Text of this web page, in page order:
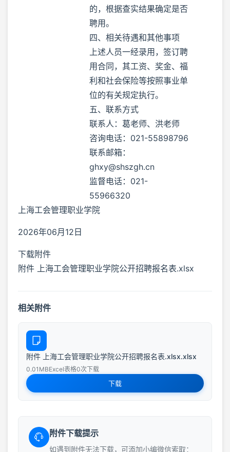
的，根据查实结果确定是否
聘用。
四、相关待遇和其他事项
上述人员一经录用，签订聘
用合同，其工资、奖金、福
利和社会保险等按照事业单
位的有关规定执行。
五、联系方式
联系人：葛老师、洪老师
咨询电话：021-55898796
联系邮箱：
ghxy@shszgh.cn
监督电话：021-
55966320
上海工会管理职业学院
2026年06月12日
下载附件
附件 上海工会管理职业学院公开招聘报名表.xlsx
相关附件
附件 上海工会管理职业学院公开招聘报名表.xlsx.xlsx
0.01MBExcel表格0次下载
下载
附件下载提示
如遇到附件无法下载，可添加小编微信索取：